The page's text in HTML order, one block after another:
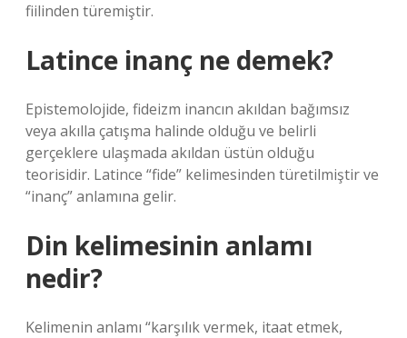
fiilinden türemiştir.
Latince inanç ne demek?
Epistemolojide, fideizm inancın akıldan bağımsız
veya akılla çatışma halinde olduğu ve belirli
gerçeklere ulaşmada akıldan üstün olduğu
teorisidir. Latince “fide” kelimesinden türetilmiştir ve
“inanç” anlamına gelir.
Din kelimesinin anlamı
nedir?
Kelimenin anlamı “karşılık vermek, itaat etmek,